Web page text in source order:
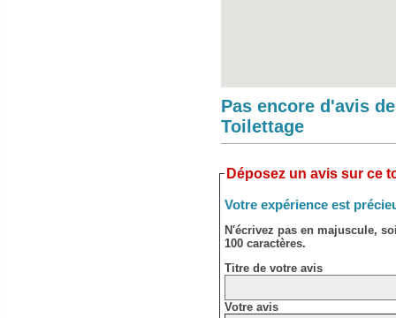
Pas encore d'avis
Toilettage
Déposez un avis sur ce
Votre expérience est
N'écrivez pas en majuscule,
100 caractères.
Titre de votre avis
Votre avis